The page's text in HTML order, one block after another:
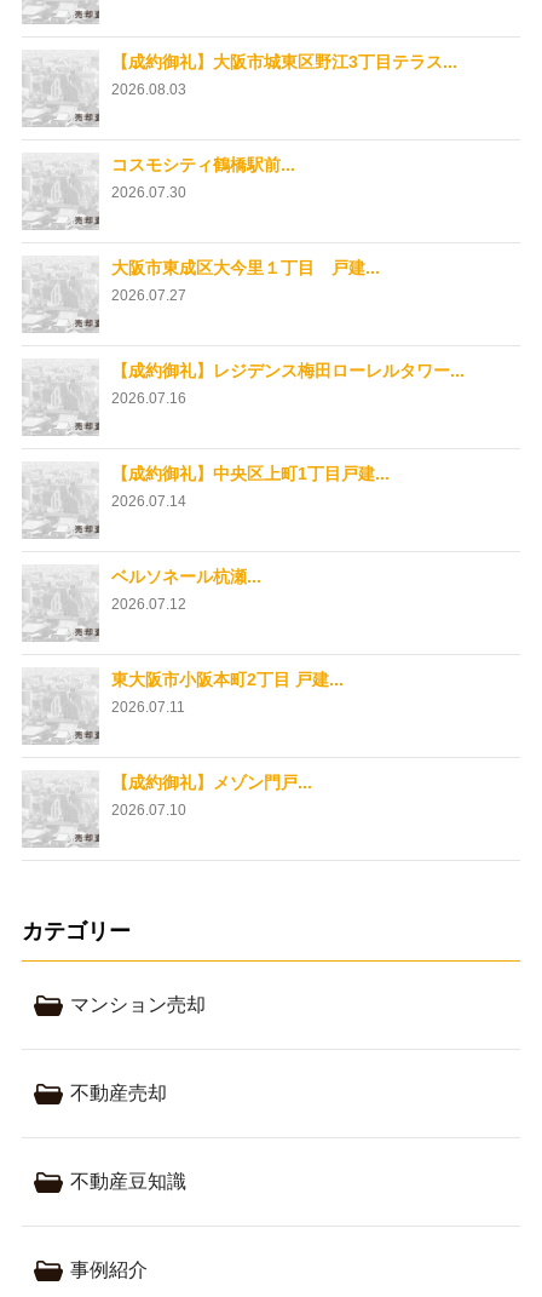
【成約御礼】大阪市城東区野江3丁目テラス...
2026.08.03
コスモシティ鶴橋駅前...
2026.07.30
大阪市東成区大今里１丁目 戸建...
2026.07.27
【成約御礼】レジデンス梅田ローレルタワー...
2026.07.16
【成約御礼】中央区上町1丁目戸建...
2026.07.14
ベルソネール杭瀬...
2026.07.12
東大阪市小阪本町2丁目 戸建...
2026.07.11
【成約御礼】メゾン門戸...
2026.07.10
カテゴリー
マンション売却
不動産売却
不動産豆知識
事例紹介